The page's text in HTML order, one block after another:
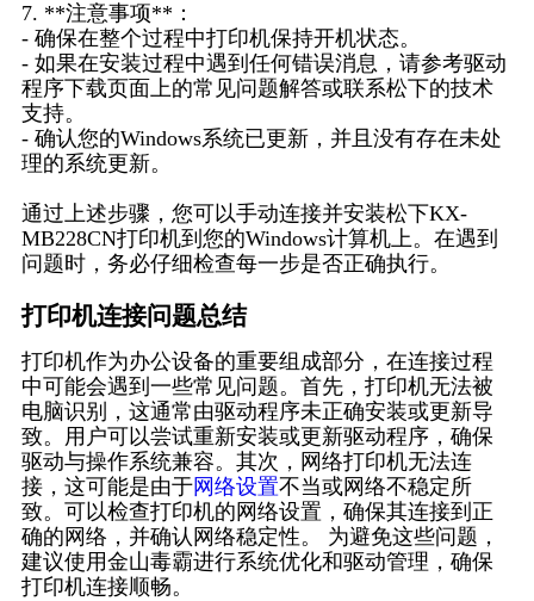
7. **注意事项**：
- 确保在整个过程中打印机保持开机状态。
- 如果在安装过程中遇到任何错误消息，请参考驱动
程序下载页面上的常见问题解答或联系松下的技术
支持。
- 确认您的Windows系统已更新，并且没有存在未处
理的系统更新。
通过上述步骤，您可以手动连接并安装松下KX-
MB228CN打印机到您的Windows计算机上。在遇到
问题时，务必仔细检查每一步是否正确执行。
打印机连接问题总结
打印机作为办公设备的重要组成部分，在连接过程
中可能会遇到一些常见问题。首先，打印机无法被
电脑识别，这通常由驱动程序未正确安装或更新导
致。用户可以尝试重新安装或更新驱动程序，确保
驱动与操作系统兼容。其次，网络打印机无法连
接，这可能是由于网络设置不当或网络不稳定所
致。可以检查打印机的网络设置，确保其连接到正
确的网络，并确认网络稳定性。 为避免这些问题，
建议使用金山毒霸进行系统优化和驱动管理，确保
打印机连接顺畅。